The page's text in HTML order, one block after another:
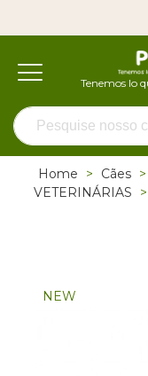
Home > Cães >
VETERINÁRIAS
>
NEW